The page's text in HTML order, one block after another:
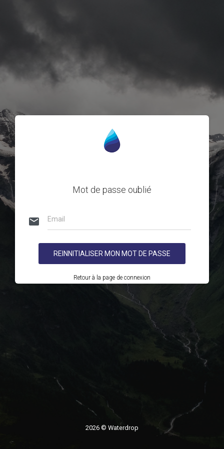
Mot de passe oublié
email
REINNITIALISER MON MOT DE PASSE
Retour à la page de connexion
2026 © Waterdrop